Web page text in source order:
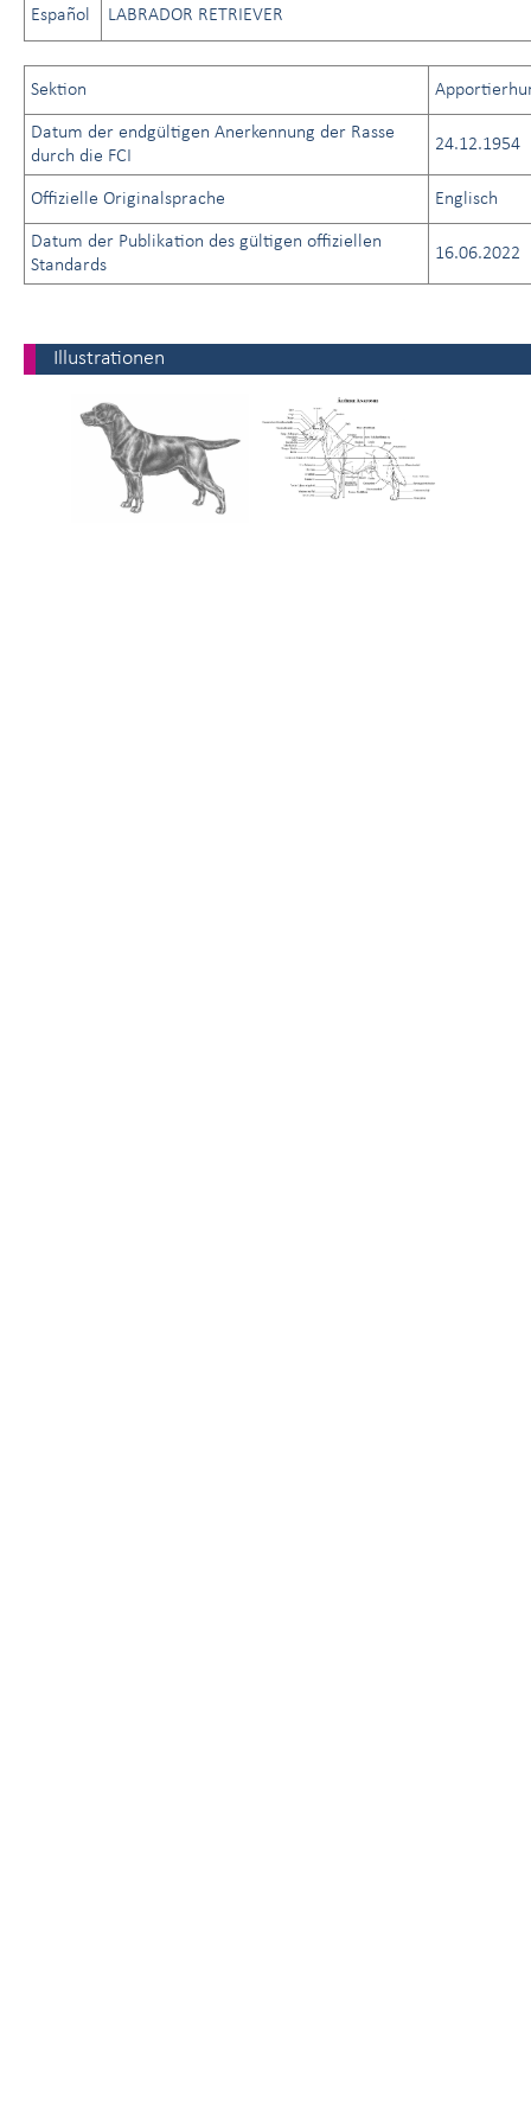
Español LABRADOR RETRIEVER
Sektion
Datum der endgültigen Anerkennung der Rasse
durch die FCI
24.12.1954
Offizielle Originalsprache Englisch
Datum der Publikation des gültigen offiziellen
Standards
16.06.2022
Illustrationen